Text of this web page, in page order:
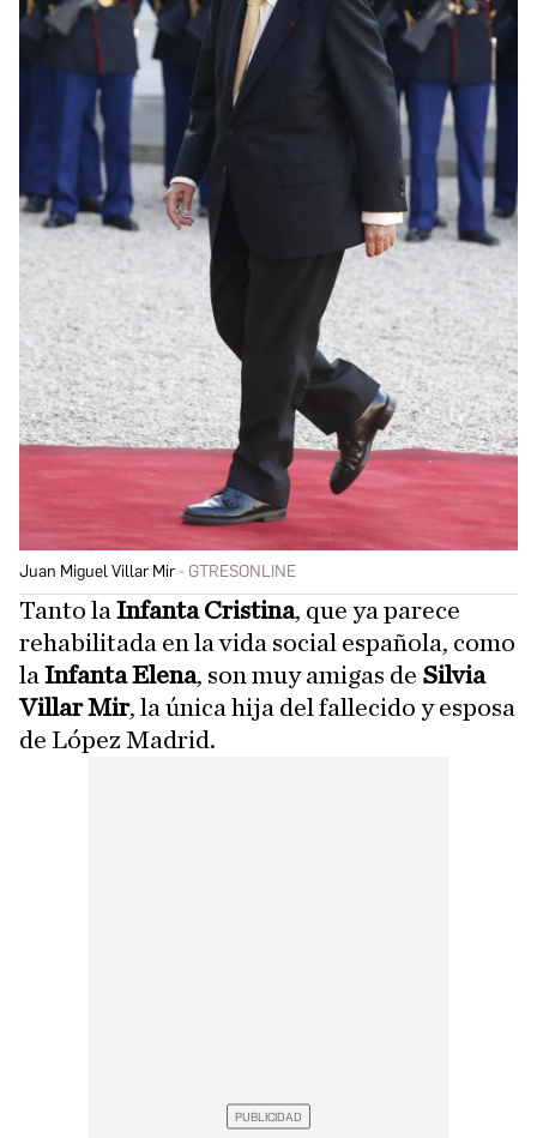
Juan Miguel Villar Mir GTRESONLINE
Tanto la Infanta Cristina, que ya parece
rehabilitada en la vida social española, como
la Infanta Elena, son muy amigas de Silvia
Villar Mir, la única hija del fallecido y esposa
de López Madrid.